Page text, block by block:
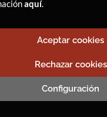
CANAIMA. Todos los
aquí.
Configuración
Rechazar cookies
Aceptar cookies